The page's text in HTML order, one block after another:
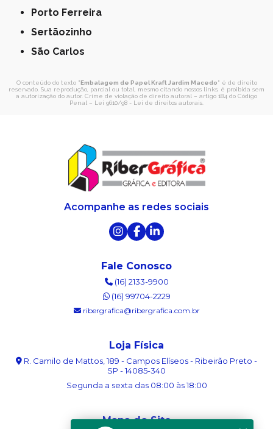
Porto Ferreira
Sertãozinho
São Carlos
O conteúdo do texto " Embalagem de Papel Kraft Jardim Macedo" é de direito
reservado. Sua reprodução, parcial ou total, mesmo citando nossos links, é proibida sem
a autorização do autor. Crime de violação de direito autoral – artigo 184 do Código
Penal – Lei 9610/98 - Lei de direitos autorais.
Acompanhe as redes sociais
Fale Conosco
(16) 2133-9900
(16) 99704-2229
ribergrafica@ribergrafica.com.br
Loja Física
R. Camilo de Mattos, 189 - Campos Elíseos - Ribeirão Preto -
SP - 14085-340
Segunda a sexta das 08:00 às 18:00
Mapa do Site